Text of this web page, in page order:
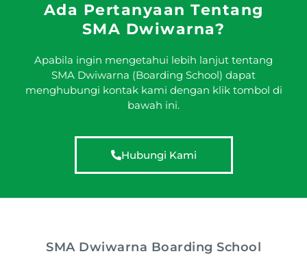
Ada Pertanyaan Tentang
SMA Dwiwarna?
Apabila ingin mengetahui lebih lanjut tentang
SMA Dwiwarna (Boarding School) dapat
menghubungi kontak kami dengan klik tombol di
bawah ini.
Hubungi Kami
SMA Dwiwarna Boarding School